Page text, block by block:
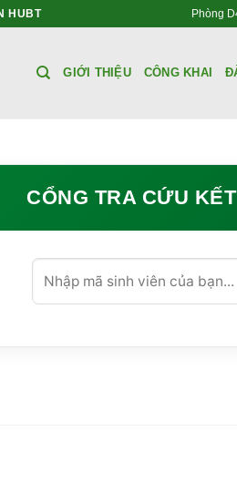
HUBT Phòng
GIỚI THIỆU CÔNG KHAI
CỔNG TRA CỨU